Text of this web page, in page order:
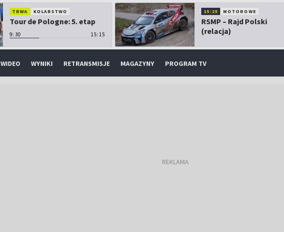
TRWA KOLARSTWO
Tour de Pologne: 5. etap
9:30 15:15
15:25 MOTOROWE
RSMP – Rajd Polski
(relacja)
WIDEO WYNIKI RETRANSMISJE MAGAZYNY PROGRAM TV